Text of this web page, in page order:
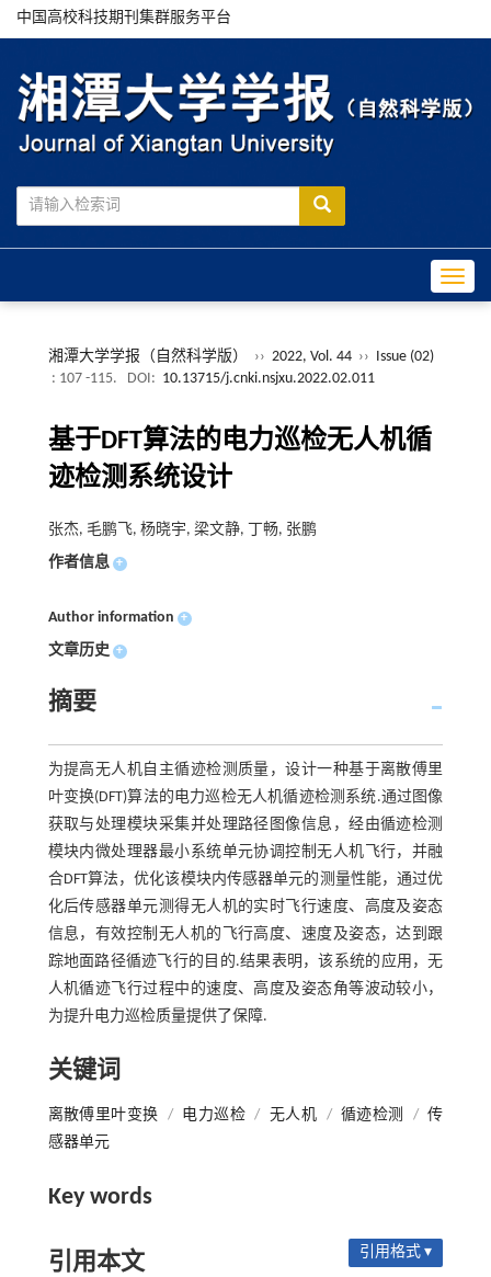
中国高校科技期刊集群服务平台
湘潭大学学报（自然科学版） ›› 2022, Vol. 44 ›› Issue (02)
: 107 -115.
DOI: 10.13715/j.cnki.nsjxu.2022.02.011
基于DFT算法的电力巡检无人机循
迹检测系统设计
张杰, 毛鹏飞, 杨晓宇, 梁文静, 丁畅, 张鹏
作者信息 +
Author information +
文章历史 +
摘要
为提高无人机自主循迹检测质量，设计一种基于离散傅里
叶变换(DFT)算法的电力巡检无人机循迹检测系统.通过图像
获取与处理模块采集并处理路径图像信息，经由循迹检测
模块内微处理器最小系统单元协调控制无人机飞行，并融
合DFT算法，优化该模块内传感器单元的测量性能，通过优
化后传感器单元测得无人机的实时飞行速度、高度及姿态
信息，有效控制无人机的飞行高度、速度及姿态，达到跟
踪地面路径循迹飞行的目的.结果表明，该系统的应用，无
人机循迹飞行过程中的速度、高度及姿态角等波动较小，
为提升电力巡检质量提供了保障.
关键词
离散傅里叶变换 / 电力巡检 / 无人机 / 循迹检测 / 传
感器单元
Key words
引用本文 引用格式 ▾